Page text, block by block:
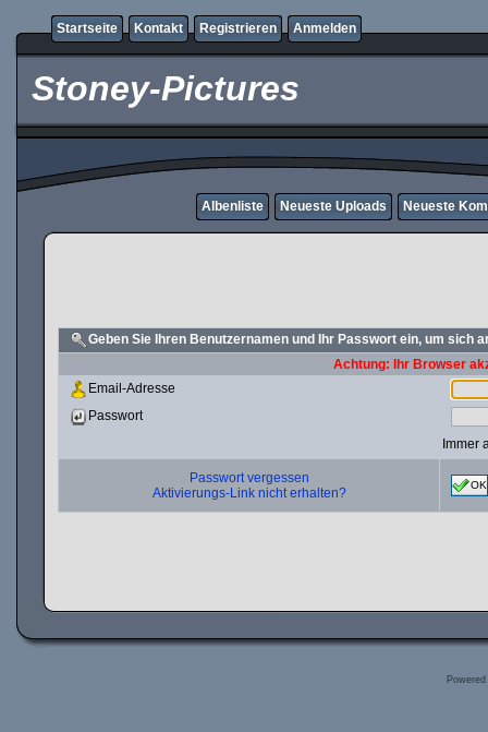
Startseite Kontakt Registrieren Anmelden
Stoney-Pictures
Albenliste Neueste Uploads Neueste
Geben Sie Ihren Benutzernamen und Ihr Passwort ein, um sich
Achtung: Ihr Browser
Email-Adresse
Passwort
Immer
Passwort vergessen
Aktivierungs-Link nicht erhalten?
OK